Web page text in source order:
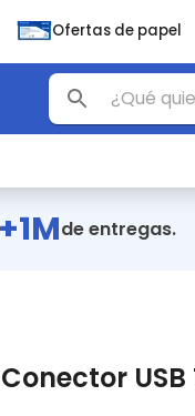
Ofertas de papel
+1Mde entregas.